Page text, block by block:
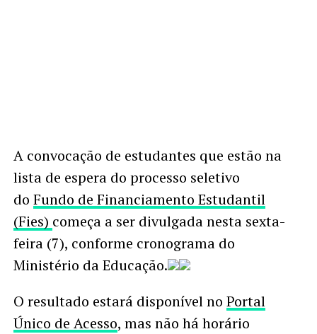
A convocação de estudantes que estão na
lista de espera do processo seletivo
do Fundo de Financiamento Estudantil
(Fies) começa a ser divulgada nesta sexta-
feira (7), conforme cronograma do
Ministério da Educação.
O resultado estará disponível no Portal
Único de Acesso, mas não há horário